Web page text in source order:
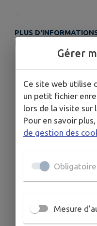
PLUS
Gérer
Ce site web utilise
un petit fichier
lors de la visite sur
Pour en savoir
de gestion des
Obligatoire
Mesure